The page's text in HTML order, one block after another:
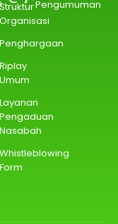
Struktur
Organisasi
Penghargaan
Riplay
Umum
Layanan
Pengaduan
Nasabah
Whistleblowing
Form
Pengumuman